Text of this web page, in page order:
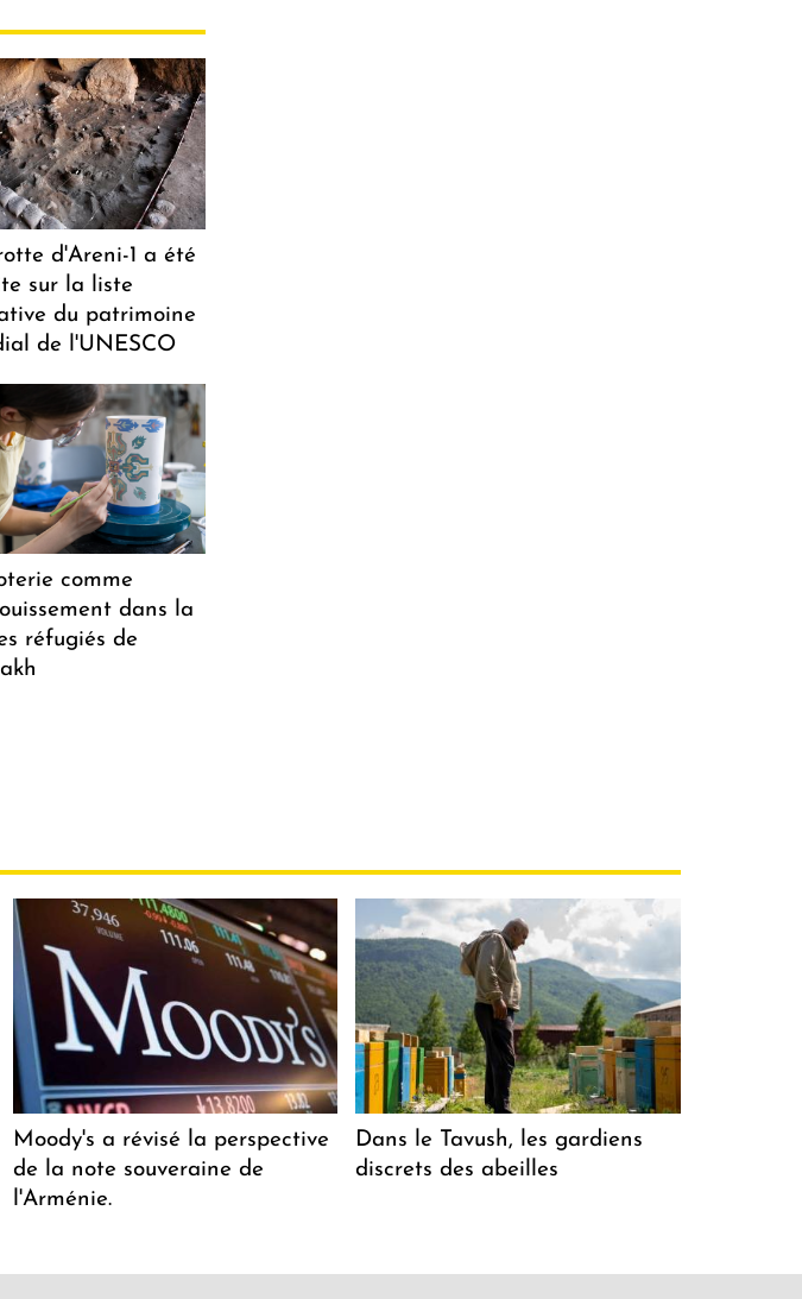
d'Areni-1 a été
sur la liste
du patrimoine
de l'UNESCO
comme
dans la
réfugiés de
Moody's a révisé la perspective
de la note souveraine de
l'Arménie.
Dans le Tavush, les gardiens
discrets des abeilles